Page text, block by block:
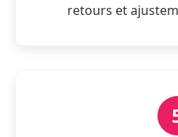
retours et